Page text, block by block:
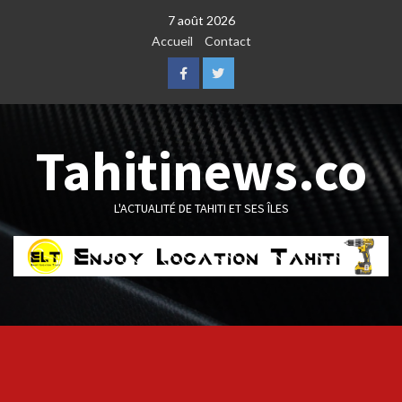
7 août 2026
Accueil
Contact
FacebookTwitter
Tahitinews.co
L'ACTUALITÉ DE TAHITI ET SES ÎLES